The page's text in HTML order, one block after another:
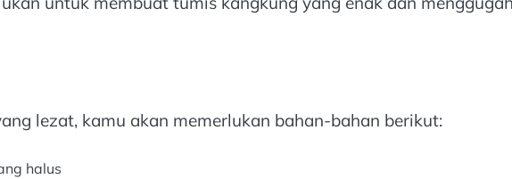
lezat, kamu akan memerlukan bahan-bahan berikut:
halus